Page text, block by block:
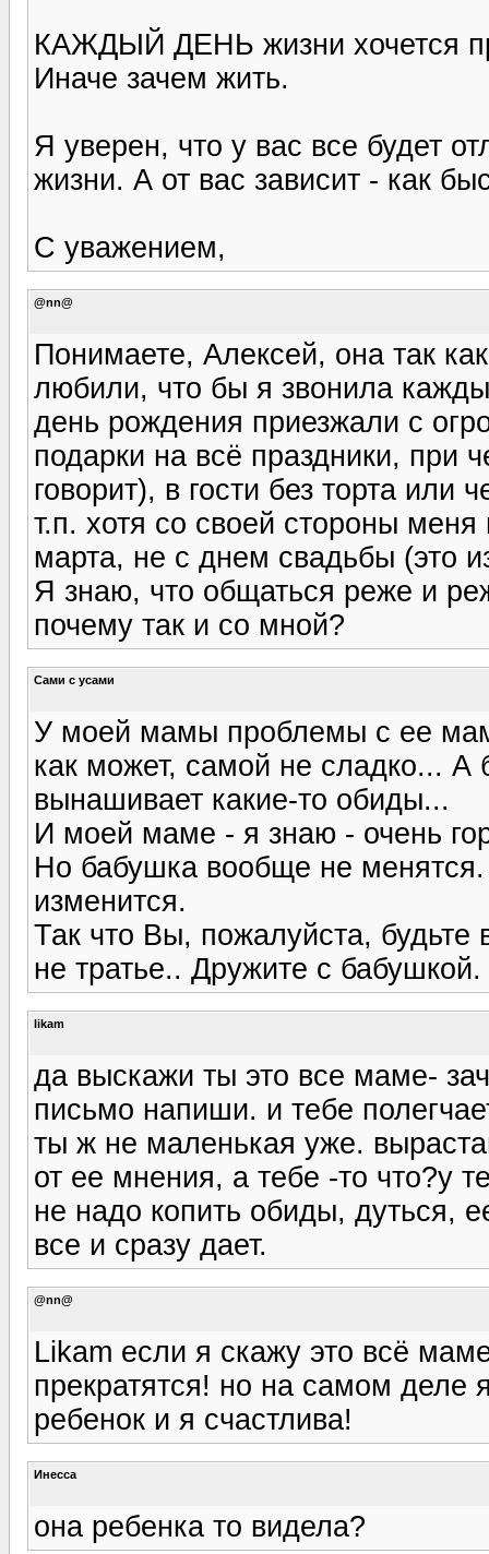
КАЖДЫЙ ДЕНЬ жизни хочется
Иначе зачем жить.
Я уверен, что у вас все будет
жизни. А от вас зависит - как
С уважением,
@nn@
Понимаете, Алексей, она так
любили, что бы я звонила
день рождения приезжали с
подарки на всё праздники, при
говорит), в гости без торта или
т.п. хотя со своей стороны
марта, не с днем свадьбы (это
Я знаю, что общаться реже и
почему так и со мной?
Сами с усами
У моей мамы проблемы с ее
как может, самой не сладко...
вынашивает какие-то обиды...
И моей маме - я знаю - очень
Но бабушка вообще не менятся.
изменится.
Так что Вы, пожалуйста,
не тратье.. Дружите с бабушкой.
likam
да выскажи ты это все маме-
письмо напиши. и тебе
ты ж не маленькая уже.
от ее мнения, а тебе -то что?у
не надо копить обиды, дуться,
все и сразу дает.
@nn@
Likam если я скажу это всё
прекратятся! но на самом
ребенок и я счастлива!
Инесса
она ребенка то видела?